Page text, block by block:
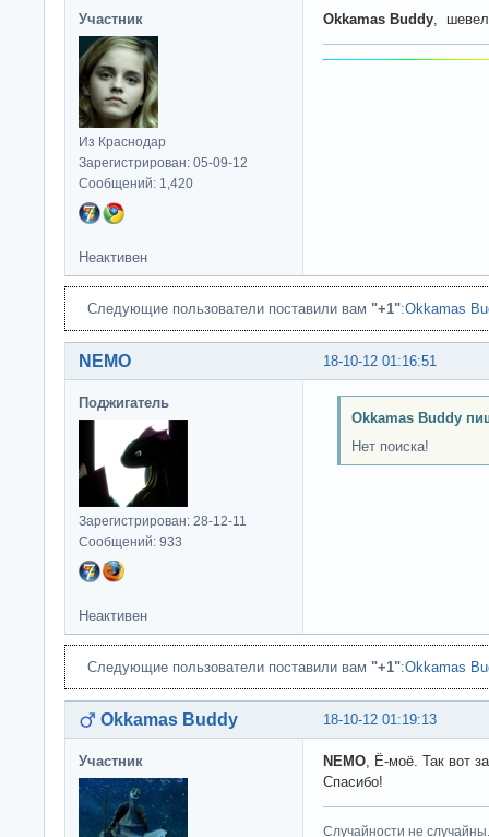
Участник
Из Краснодар
Зарегистрирован: 05-09-12
Сообщений: 1,420
Okkamas Buddy,
Неактивен
Следующие пользователи поставили вам "+1":Okkamas
18-10-12 01:16:51
NEMO
Поджигатель
Зарегистрирован: 28-12-11
Сообщений: 933
Okkamas Buddy
Нет поиска!
Неактивен
Следующие пользователи поставили вам "+1":Okkamas
18-10-12 01:19:13
Okkamas Buddy
Участник NEMO, Ё-моё. Так вот
Спасибо!
Случайности не случайны.